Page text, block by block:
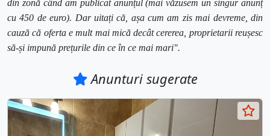
din zonă cândam publicat anunțul(mai văzusem un singur anunț
cu 450 de euro). Dar uitați că, așa cum am zis mai devreme, din
cauză că oferta e mult mai mică decât cererea, proprietarii reușesc
să-și impună prețurile din ce în ce mai mari".
Anunturi sugerate